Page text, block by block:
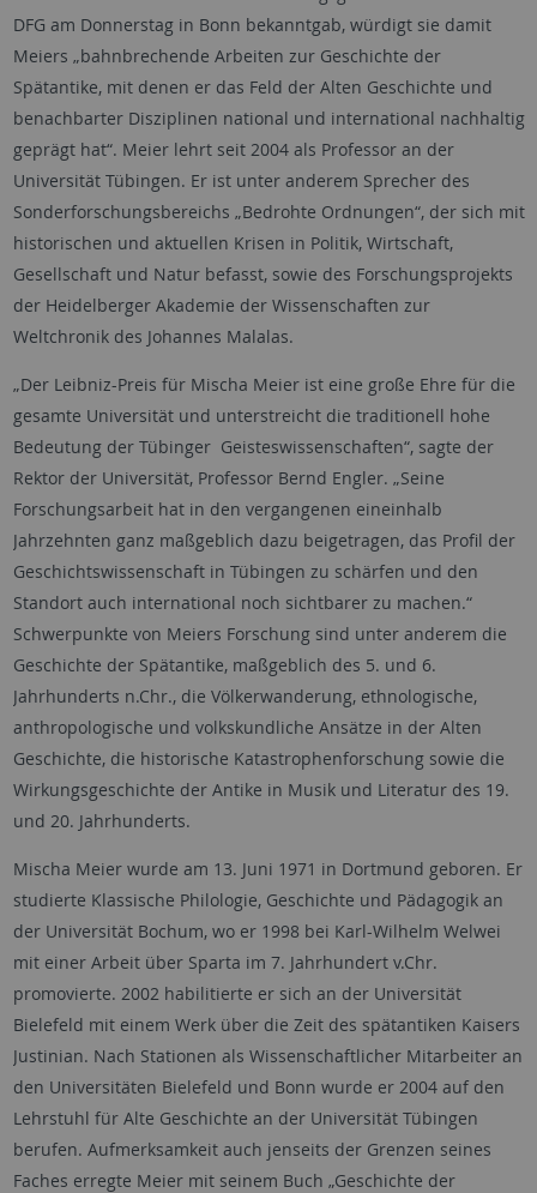
DFG am Donnerstag in Bonn bekanntgab, würdigt sie damit
Meiers „bahnbrechende Arbeiten zur Geschichte der
Spätantike, mit denen er das Feld der Alten Geschichte und
benachbarter Disziplinen national und international nachhaltig
geprägt hat“. Meier lehrt seit 2004 als Professor an der
Universität Tübingen. Er ist unter anderem Sprecher des
Sonderforschungsbereichs „Bedrohte Ordnungen“, der sich mit
historischen und aktuellen Krisen in Politik, Wirtschaft,
Gesellschaft und Natur befasst, sowie des Forschungsprojekts
der Heidelberger Akademie der Wissenschaften zur
Weltchronik des Johannes Malalas.
„Der Leibniz-Preis für Mischa Meier ist eine große Ehre für die
gesamte Universität und unterstreicht die traditionell hohe
Bedeutung der Tübinger Geisteswissenschaften“, sagte der
Rektor der Universität, Professor Bernd Engler. „Seine
Forschungsarbeit hat in den vergangenen eineinhalb
Jahrzehnten ganz maßgeblich dazu beigetragen, das Profil der
Geschichtswissenschaft in Tübingen zu schärfen und den
Standort auch international noch sichtbarer zu machen.“
Schwerpunkte von Meiers Forschung sind unter anderem die
Geschichte der Spätantike, maßgeblich des 5. und 6.
Jahrhunderts n.Chr., die Völkerwanderung, ethnologische,
anthropologische und volkskundliche Ansätze in der Alten
Geschichte, die historische Katastrophenforschung sowie die
Wirkungsgeschichte der Antike in Musik und Literatur des 19.
und 20. Jahrhunderts.
Mischa Meier wurde am 13. Juni 1971 in Dortmund geboren. Er
studierte Klassische Philologie, Geschichte und Pädagogik an
der Universität Bochum, wo er 1998 bei Karl-Wilhelm Welwei
mit einer Arbeit über Sparta im 7. Jahrhundert v.Chr.
promovierte. 2002 habilitierte er sich an der Universität
Bielefeld mit einem Werk über die Zeit des spätantiken Kaisers
Justinian. Nach Stationen als Wissenschaftlicher Mitarbeiter an
den Universitäten Bielefeld und Bonn wurde er 2004 auf den
Lehrstuhl für Alte Geschichte an der Universität Tübingen
berufen. Aufmerksamkeit auch jenseits der Grenzen seines
Faches erregte Meier mit seinem Buch „Geschichte der